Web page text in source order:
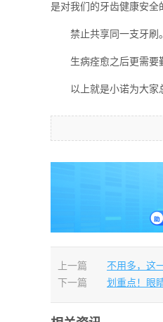
是对我们的牙齿健康安全
禁止共享同一支牙刷。
生病痊愈之后更需要勤
以上就是小诺为大家总
上一篇
不用多，这
下一篇
划重点！眼